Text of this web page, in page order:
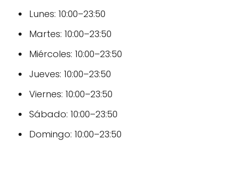
Lunes: 10:00–23:50
Martes: 10:00–23:50
Miércoles: 10:00–23:50
Jueves: 10:00–23:50
Viernes: 10:00–23:50
Sábado: 10:00–23:50
Domingo: 10:00–23:50